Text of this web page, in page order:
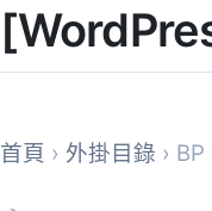
首頁 › 外掛目錄 ›